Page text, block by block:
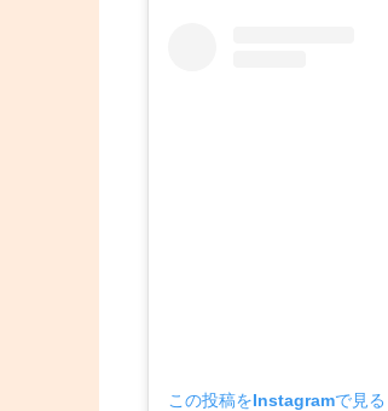
この投稿をInstagramで見る